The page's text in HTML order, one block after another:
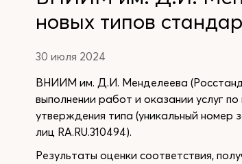
новых типов
30 июля 2024
ВНИИМ им. Д.И. Менделеева
выполнении работ и оказании услуг
утверждения типа (уникальный номер
лиц RA.RU.310494).
Результаты оценки соответствия,